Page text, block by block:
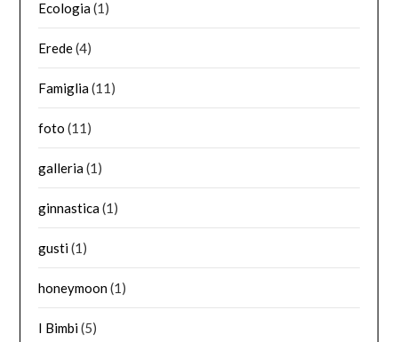
Ecologia(1)
Erede(4)
Famiglia(11)
foto (11)
galleria(1)
ginnastica(1)
gusti(1)
honeymoon(1)
I Bimbi(5)